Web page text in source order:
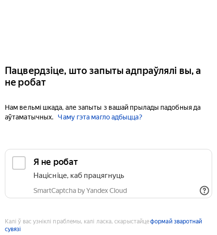
Пацвердзіце, што запыты адпраўлялі вы, а
не робат
Нам вельмі шкада, але запыты з вашай прылады падобныя да
аўтаматычных.
Чаму гэта магло адбыцца?
Я не робат
Націсніце, каб працягнуць
SmartCaptcha by Yandex Cloud
Калі ў вас узніклі праблемы, калі ласка, скарыстайцеформай зваротнай
сувязі